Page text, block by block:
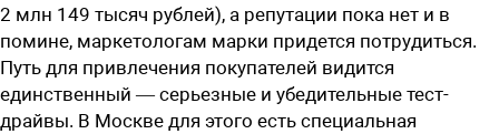
2 млн 149 тысяч рублей), а репутации пока нет и в
помине, маркетологам марки придется потрудиться.
Путь для привлечения покупателей видится
единственный — серьезные и убедительные тест-
драйвы. В Москве для этого есть специальная